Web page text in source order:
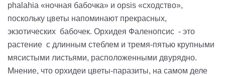
phalahia «ночная бабочка» и opsis «сходство»,
поскольку цветы напоминают прекрасных,
экзотических бабочек. Орхидея Фаленопсис - это
растение с длинным стеблем и тремя-пятью крупными
мясистыми листьями, расположенными двурядно.
Мнение, что орхидеи цветы-паразиты, на самом деле